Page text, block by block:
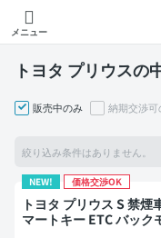
メニュー
トヨタ プリウスの
販売中のみ 納期交渉可
絞り込み条件はありません。
NEW! 価格交渉OK
トヨタ プリウス S 禁煙車 整備記録簿あり 社外ナビ TV ス
マートキー ETC バッ